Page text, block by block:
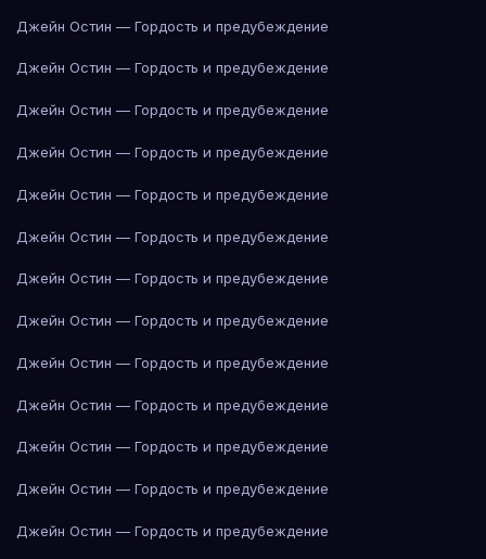
Джейн Остин — Гордость и предубеждение
Джейн Остин — Гордость и предубеждение
Джейн Остин — Гордость и предубеждение
Джейн Остин — Гордость и предубеждение
Джейн Остин — Гордость и предубеждение
Джейн Остин — Гордость и предубеждение
Джейн Остин — Гордость и предубеждение
Джейн Остин — Гордость и предубеждение
Джейн Остин — Гордость и предубеждение
Джейн Остин — Гордость и предубеждение
Джейн Остин — Гордость и предубеждение
Джейн Остин — Гордость и предубеждение
Джейн Остин — Гордость и предубеждение